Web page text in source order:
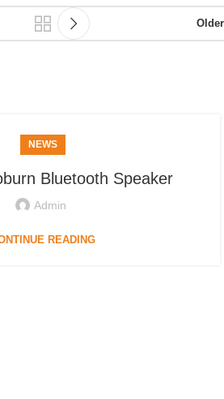
Older
NEWS
Bluetooth Speaker
Admin
READING